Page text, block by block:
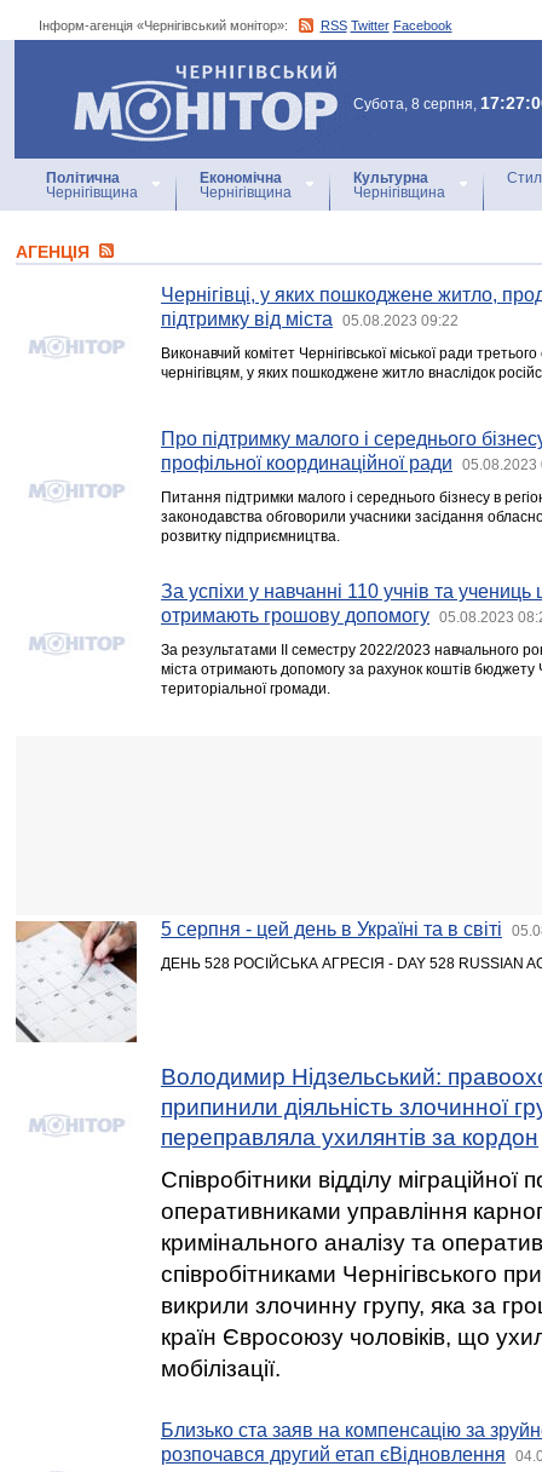
Інформ-агенція «Чернігівський монітор»: RSS Twitter Facebook
Інформ-агенція
«Чернігівський монітор»
Субота, 8 серпня,
Політична
Чернігівщина
Економічна
Чернігівщина
Культурна
Чернігівщина
АГЕНЦIЯ
Чернігівці, у яких пошкоджене житло,
підтримку від міста
05.08.2023 09:22
Виконавчий комітет Чернігівської міської ради
чернігівцям, у яких пошкоджене житло внаслідок
Про підтримку малого і середнього
профільної координаційної ради
05.08.2023
Питання підтримки малого і середнього бізнесу в
законодавства обговорили учасники засідання
розвитку підприємництва.
За успіхи у навчанні 110 учнів та учениць
отримають грошову допомогу
05.08.2023
За результатами ІІ семестру 2022/2023 навчального
міста отримають допомогу за рахунок коштів бюджету
територіальної громади.
5 серпня - цей день в Україні та в світі
ДЕНЬ 528 РОСІЙСЬКА АГРЕСІЯ - DAY 528 RUSSIAN
Володимир Нідзельський:
припинили діяльність злочинної
переправляла ухилянтів за кордон
Співробітники відділу міграційної
оперативниками управління
кримінального аналізу та
співробітниками Чернігівського
викрили злочинну групу, яка за
країн Євросоюзу чоловіків, що
мобілізації.
Близько ста заяв на компенсацію за
розпочався другий етап єВідновлення